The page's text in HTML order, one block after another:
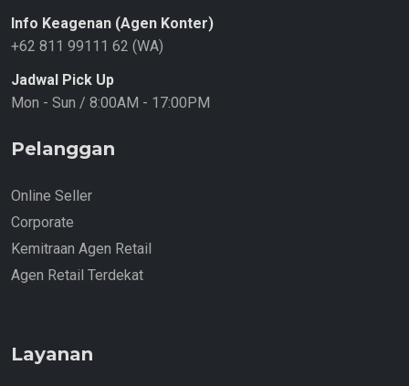
Info Keagenan (Agen Konter)
+62 811 99111 62 (WA)
Jadwal Pick Up
Mon - Sun / 8:00AM - 17:00PM
Pelanggan
Online Seller
Corporate
Kemitraan Agen Retail
Agen Retail Terdekat
Layanan